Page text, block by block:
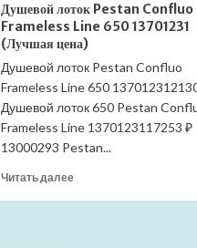
и
донный
клапан
VitrA
A45154
для
раковины
цена)
Душевой лоток Pestan Confluo
Frameless Line 650 13701231
(Лучшая цена)
Душевой лоток Pestan Confluo
Frameless Line 650
Душевой лоток 650 Pestan
Frameless Line 1370123117253 ₽
13000293 Pestan...
Читать далееПрочитать